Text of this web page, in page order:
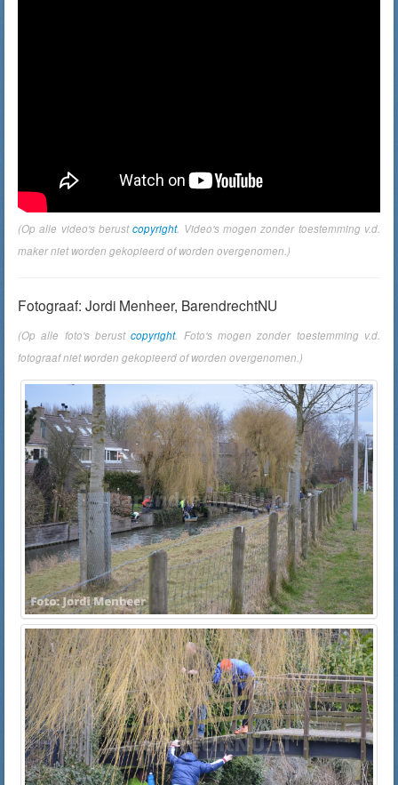
(Op alle video's berustcopyright. Video's mogen zonder toestemming v.d.
maker niet worden gekopieerd of worden overgenomen.)
Fotograaf: Jordi Menheer, BarendrechtNU
(Op alle foto's berustcopyright. Foto's mogen zonder toestemming v.d.
fotograaf niet worden gekopieerd of worden overgenomen.)